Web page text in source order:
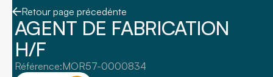
Retour page précedénte
AGENT DE FABRICATION
H/F
Référence:MOR57-0000834